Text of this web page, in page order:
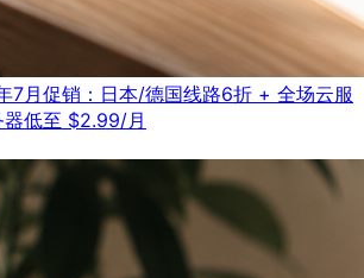
7月促销：日本/德国线路6折 + 全场云服
低至 $2.99/月